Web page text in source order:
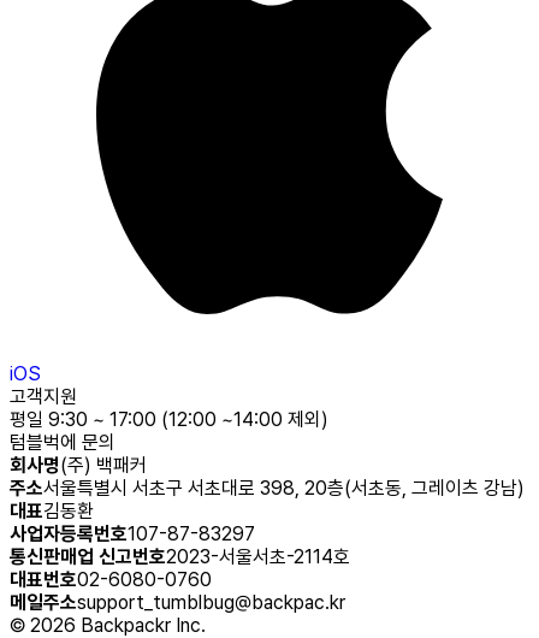
iOS
고객지원
평일 9:30 ~ 17:00 (12:00 ~14:00 제외)
텀블벅에 문의
회사명(주) 백패커
주소서울특별시 서초구 서초대로 398, 20층(서초동, 그레이츠 강남)
대표김동환
사업자등록번호107-87-83297
통신판매업 신고번호2023-서울서초-2114호
대표번호02-6080-0760
메일주소support_tumblbug@backpac.kr
© 2026 Backpackr Inc.